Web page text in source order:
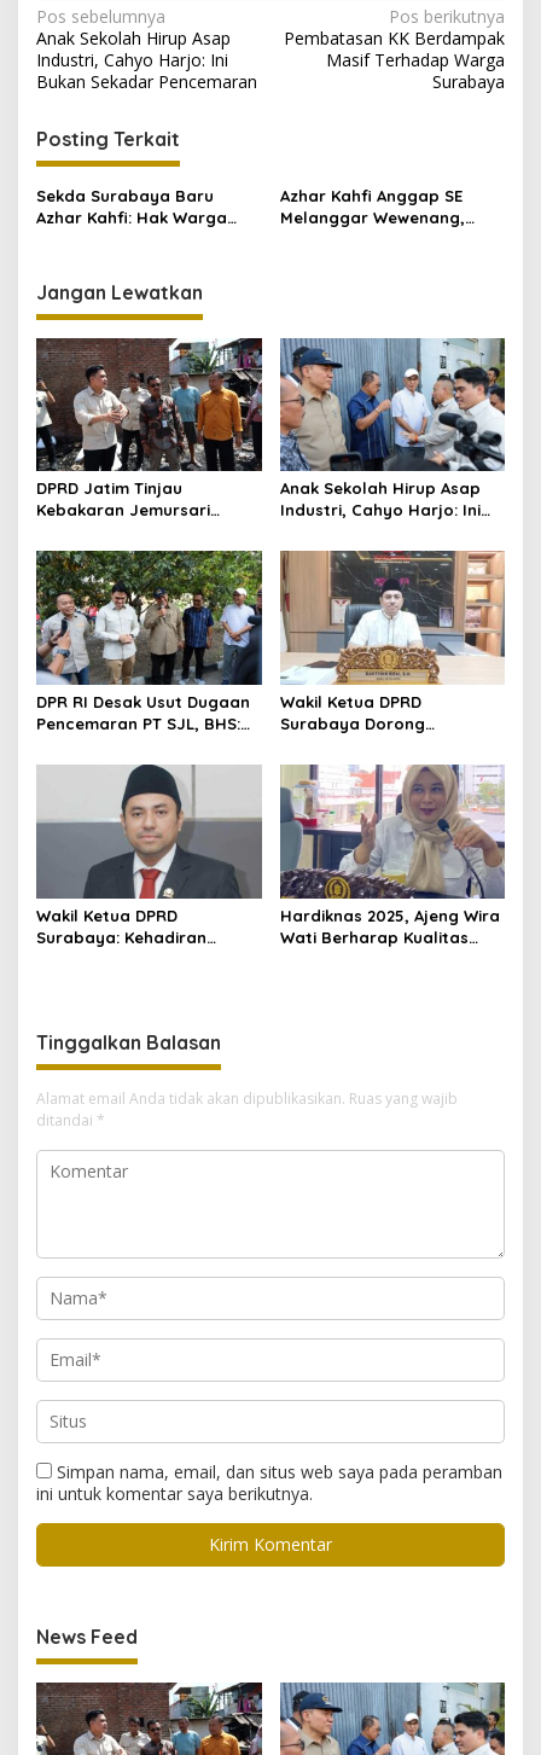
N
a
v
i
g
a
s
p
o
s
Pos sebelumnya
Anak Sekolah Hirup Asap
Industri, Cahyo Harjo: Ini
Bukan Sekadar Pencemaran
Pos berikutnya
Pembatasan KK Berdampak
Masif Terhadap Warga
Surabaya
Posting Terkait
Sekda Surabaya Baru
Azhar Kahfi: Hak Warga
Jumlah KK
Azhar Kahfi Anggap SE
Melanggar Wewenang,
Jangan Lewatkan
DPRD Jatim Tinjau
Kebakaran Jemursari
dan Warga Kehilangan
Tempat Tinggal
Anak Sekolah Hirup Asap
Industri, Cahyo Harjo: Ini
Pencemaran
DPR RI Desak Usut Dugaan
Pencemaran PT SJL, BHS:
Nyawa
Wakil Ketua DPRD
Surabaya Dorong
Pembangunan yang Efektif
Wakil Ketua DPRD
Surabaya: Kehadiran
Hardiknas 2025, Ajeng Wira
Wati Berharap Kualitas
Tinggalkan Balasan
Alamat email Anda tidak akan dipublikasikan. Ruas yang wajib
ditandai *
Simpan nama, email, dan situs web saya pada peramban
ini untuk komentar saya berikutnya.
News Feed